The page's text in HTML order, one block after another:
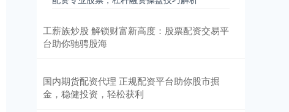
工薪族炒股 解锁财富新高度：股票配资交易平
台助你驰骋股海
国内期货配资代理 正规配资平台助你股市掘
金，稳健投资，轻松获利